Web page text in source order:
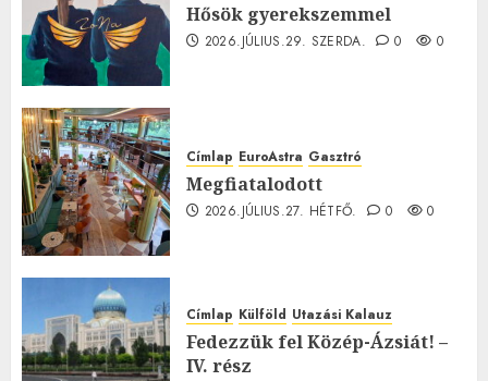
Hősök gyerekszemmel
2026.JÚLIUS.29. SZERDA. 0 0
Címlap EuroAstra Gasztró
Megfiatalodott
2026.JÚLIUS.27. HÉTFŐ. 0 0
Címlap Külföld Utazási Kalauz
Fedezzük fel Közép-Ázsiát! –
IV. rész